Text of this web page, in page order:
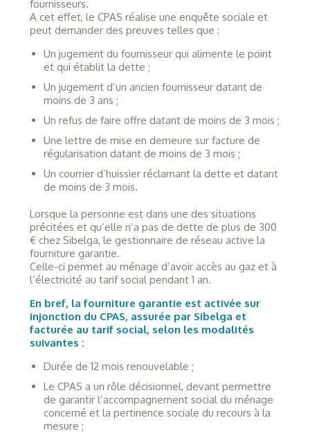
fournisseurs.
A cet effet, le CPAS réalise une enquête sociale et
peut demander des preuves telles que :
Un jugement du fournisseur qui alimente le point
et qui établit la dette ;
Un jugement d’un ancien fournisseur datant de
moins de 3 ans ;
Un refus de faire offre datant de moins de 3 mois ;
Une lettre de mise en demeure sur facture de
régularisation datant de moins de 3 mois ;
Un courrier d’huissier réclamant la dette et datant
de moins de 3 mois.
Lorsque la personne est dans une des situations
précitées et qu’elle n’a pas de dette de plus de 300
€ chez Sibelga, le gestionnaire de réseau active la
fourniture garantie.
Celle-ci permet au ménage d’avoir accès au gaz et à
l’électricité au tarif social pendant 1 an.
En bref, la fourniture garantie est activée sur
injonction du CPAS, assurée par Sibelga et
facturée au tarif social, selon les modalités
suivantes :
Durée de 12 mois renouvelable ;
Le CPAS a un rôle décisionnel, devant permettre
de garantir l’accompagnement social du ménage
concerné et la pertinence sociale du recours à la
mesure ;